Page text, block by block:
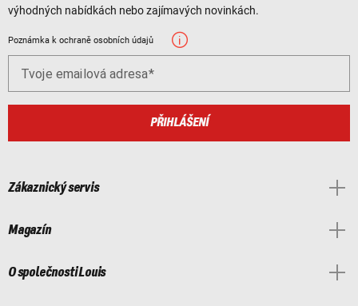
výhodných nabídkách nebo zajímavých novinkách.
Poznámka k ochraně osobních údajů
Tvoje emailová adresa
PŘIHLÁŠENÍ
Zákaznický servis
Magazín
O společnosti Louis